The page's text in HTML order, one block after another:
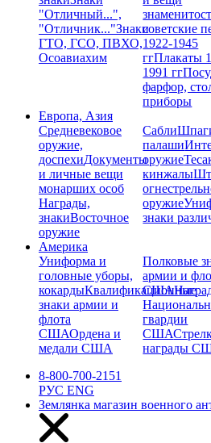
"Отличный...",
"Отличник..."Знаки
ГТО, ГСО, ПВХО,
Осоавиахим
советские
1922-1945
ггПлакаты
1991 гг
фарфор,
приборы
Европа, Азия
Средневековое
оружие,
доспехиДокументы
и личные вещи
монарших особ
Награды,
знакиВосточное
оружие
Сабли
палаши
оружие
кинжалы
оружие
знаки
Америка
Униформа и
головные уборы,
кокардыКвалификационные
знаки армии и
флота
СШАОрдена и
медали США
Полковые
армии и
США
гвардии
США
награды
8-800-700-2151
РУС ENG
Землянка магазин военного